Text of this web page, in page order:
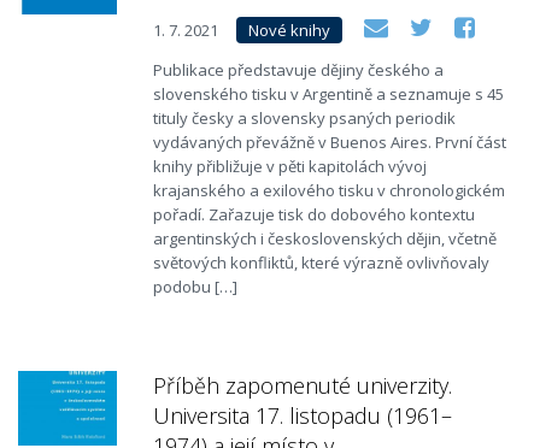
1. 7. 2021
Nové knihy
Publikace představuje dějiny českého a
slovenského tisku v Argentině a seznamuje s 45
tituly česky a slovensky psaných periodik
vydávaných převážně v Buenos Aires. První část
knihy přibližuje v pěti kapitolách vývoj
krajanského a exilového tisku v chronologickém
pořadí. Zařazuje tisk do dobového kontextu
argentinských i československých dějin, včetně
světových konfliktů, které výrazně ovlivňovaly
podobu […]
Příběh zapomenuté univerzity.
Universita 17. listopadu (1961–